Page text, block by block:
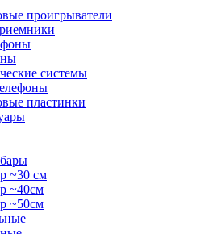
проигрыватели
системы
пластинки
~30 см
~40см
~50см